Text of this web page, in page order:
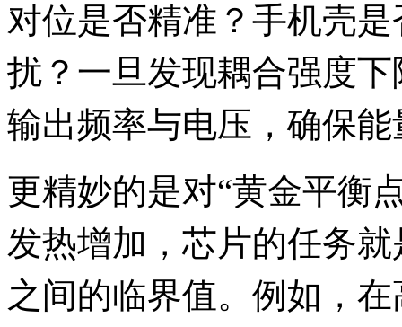
对位是否精准？手机壳
扰？一旦发现耦合强度
输出频率与电压，确保
更精妙的是对“黄金平衡
发热增加，芯片的任务
之间的临界值。例如，